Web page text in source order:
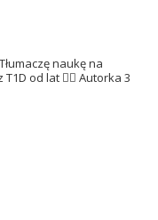
Tłumaczę naukę na
T1D od lat 👩‍⚕️ Autorka 3